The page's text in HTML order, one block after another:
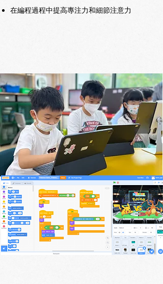
在編程過程中提高專注力和細節注意力